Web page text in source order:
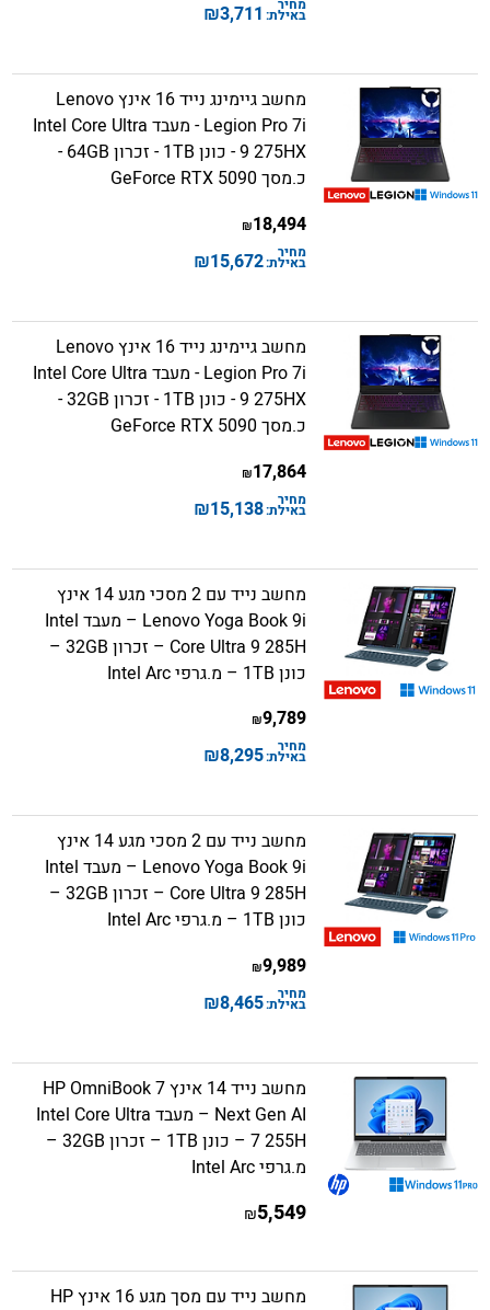
מחיר
באילת: 3,711
₪
מחשב גיימינג נייד 16 אינץ Lenovo
Legion Pro 7i - מעבד Intel Core Ultra
9 275HX - כונן 1TB - זכרון 64GB -
כ.מסך GeForce RTX 5090
18,494
₪
מחיר
באילת:15,672
₪
מחשב גיימינג נייד 16 אינץ Lenovo
Legion Pro 7i - מעבד Intel Core Ultra
9 275HX - כונן 1TB - זכרון 32GB -
כ.מסך GeForce RTX 5090
17,864
₪
מחיר
באילת:15,138
₪
מחשב נייד עם 2 מסכי מגע 14 אינץ
Lenovo Yoga Book 9i – מעבד Intel
Core Ultra 9 285H – זכרון 32GB –
כונן 1TB – מ.גרפי Intel Arc
9,789
₪
מחיר
באילת:8,295
₪
מחשב נייד עם 2 מסכי מגע 14 אינץ
Lenovo Yoga Book 9i – מעבד Intel
Core Ultra 9 285H – זכרון 32GB –
כונן 1TB – מ.גרפי Intel Arc
9,989
₪
מחיר
באילת:8,465
₪
מחשב נייד 14 אינץ HP OmniBook 7
Next Gen AI – מעבד Intel Core Ultra
7 255H – כונן 1TB – זכרון 32GB –
מ.גרפי Intel Arc
5,549
₪
מחשב נייד עם מסך מגע 16 אינץ HP